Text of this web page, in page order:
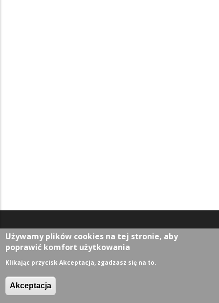
Aktualności
Wiadomości
Sport
Kultura
Używamy plików cookies na tej stronie, aby
poprawić komfort użytkowania
Klikając przycisk Akceptacja, zgadzasz się na to.
Akceptacja